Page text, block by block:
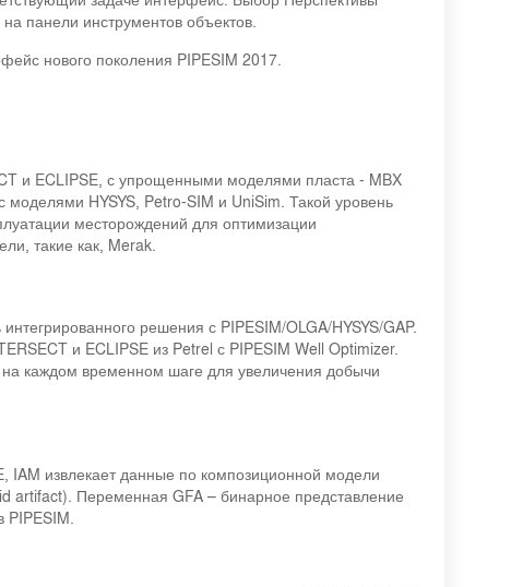
панели инструментов объектов.
нового поколения PIPESIM 2017.
и ECLIPSE, с упрощенными моделями пласта - MBX
HYSYS, Petro-SIM и UniSim. Такой уровень
месторождений для оптимизации
такие как, Merak.
решения с PIPESIM/OLGA/HYSYS/GAP.
и ECLIPSE из Petrel с PIPESIM Well Optimizer.
каждом временном шаге для увеличения добычи
извлекает данные по композиционной модели
artifact). Переменная GFA – бинарное представление
PIPESIM.